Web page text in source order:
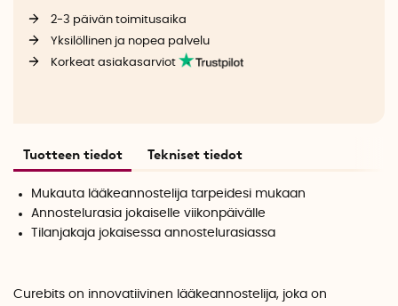
2-3 päivän toimitusaika
Yksilöllinen ja nopea palvelu
Korkeat asiakasarviot
Tuotteen tiedot Tekniset tiedot
Mukauta lääkeannostelija tarpeidesi mukaan
Annostelurasia jokaiselle viikonpäivälle
Tilanjakaja jokaisessa annostelurasiassa
Curebits on innovatiivinen lääkeannostelija, joka on